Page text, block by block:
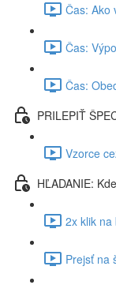
Čas: Ako
Čas:
Čas:
PRILEPIŤ
Vzorce
HĽADANIE:
2x klik na
Prejsť na